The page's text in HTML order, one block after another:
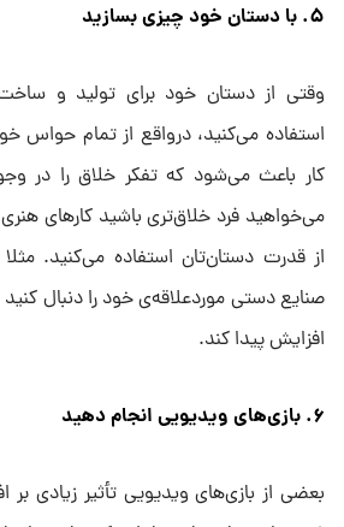
۵. با دستان خود چیزی بسازید
وقتی از دستان خود برای تولید و
استفاده می‌کنید، درواقع از تمام حواس
کار باعث می‌شود که تفکر خلاق را در
می‌خواهید فرد خلاق‌تری باشید کارهای هنری
از قدرت دستان‌تان استفاده می‌کنید. مثلا
صنایع دستی موردعلاقه‌ی خود را دنبال کنید
افزایش پیدا کند.
۶. بازی‌های ویدیویی انجام دهید
بعضی از بازی‌های ویدیویی تأثیر زیادی